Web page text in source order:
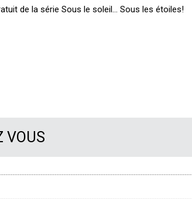
de la série Sous le soleil… Sous les étoiles!
VOUS